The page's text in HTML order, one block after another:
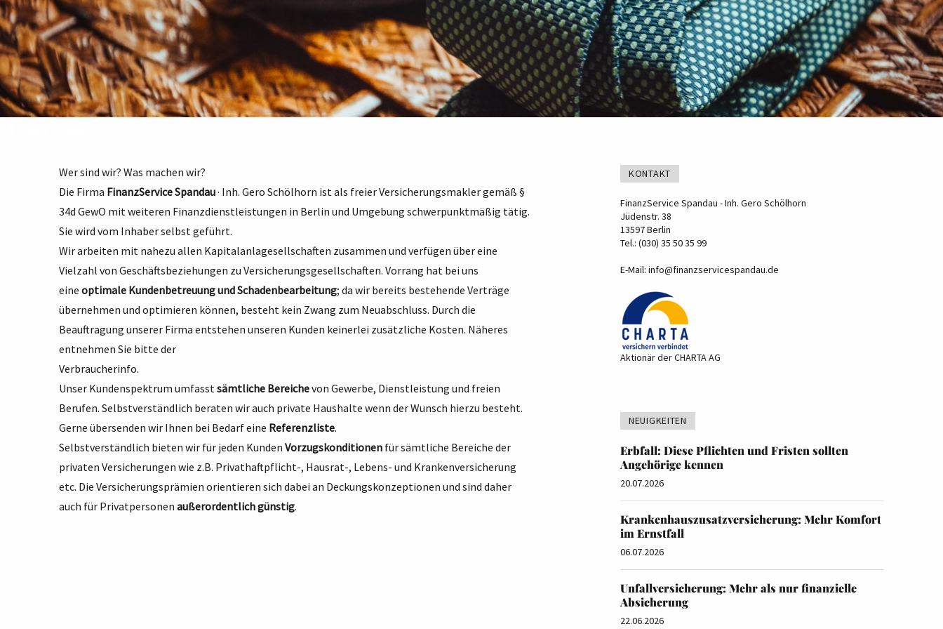
Wer sind wir? Was machen wir?
Die Firma FinanzService Spandau· Inh. Gero Schölhorn ist als freier Versicherungsmakler gemäß §
34d GewO mit weiteren Finanzdienstleistungen in Berlin und Umgebung schwerpunktmäßig tätig.
Sie wird vom Inhaber selbst geführt.
Wir arbeiten mit nahezu allen Kapitalanlagesellschaften zusammen und verfügen über eine
Vielzahl von Geschäftsbeziehungen zu Versicherungsgesellschaften. Vorrang hat bei uns
eine optimale Kundenbetreuung und Schadenbearbeitung; da wir bereits bestehende Verträge
übernehmen und optimieren können, besteht kein Zwang zum Neuabschluss. Durch die
Beauftragung unserer Firma entstehen unseren Kunden keinerlei zusätzliche Kosten. Näheres
entnehmen Sie bitte der
Verbraucherinfo.
Unser Kundenspektrum umfasst sämtliche Bereichevon Gewerbe, Dienstleistung und freien
Berufen. Selbstverständlich beraten wir auch private Haushalte wenn der Wunsch hierzu besteht.
Gerne übersenden wir Ihnen bei Bedarf eine Referenzliste.
Selbstverständlich bieten wir für jeden Kunden Vorzugskonditionen für sämtliche Bereiche der
privaten Versicherungen wie z.B. Privathaftpflicht-, Hausrat-, Lebens- und Krankenversicherung
etc. Die Versicherungsprämien orientieren sich dabei an Deckungskonzeptionen und sind daher
auch für Privatpersonen außerordentlich günstig.
KONTAKT
FinanzService Spandau - Inh. Gero Schölhorn
Jüdenstr. 38
13597 Berlin
Tel.: (030) 35 50 35 99
E-Mail: info@finanzservicespandau.de
Aktionär der CHARTA AG
NEUIGKEITEN
Erbfall: Diese Pflichten und Fristen sollten
Angehörige kennen
20.07.2026
Krankenhauszusatzversicherung: Mehr Komfort
im Ernstfall
06.07.2026
Unfallversicherung: Mehr als nur finanzielle
Absicherung
22.06.2026